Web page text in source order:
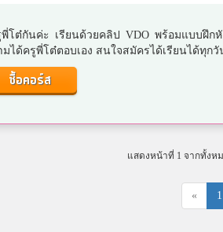
โต๋กันค่ะ เรียนด้วยคลิป VDO พร้อมแบบฝึก
ได้ครูพี่โต๋ตอบเอง สนใจสมัครได้เรียนได้ทุกวั
ซื้อคอร์ส
แสดงหน้าที่ 1 จากทั้งห
« 1